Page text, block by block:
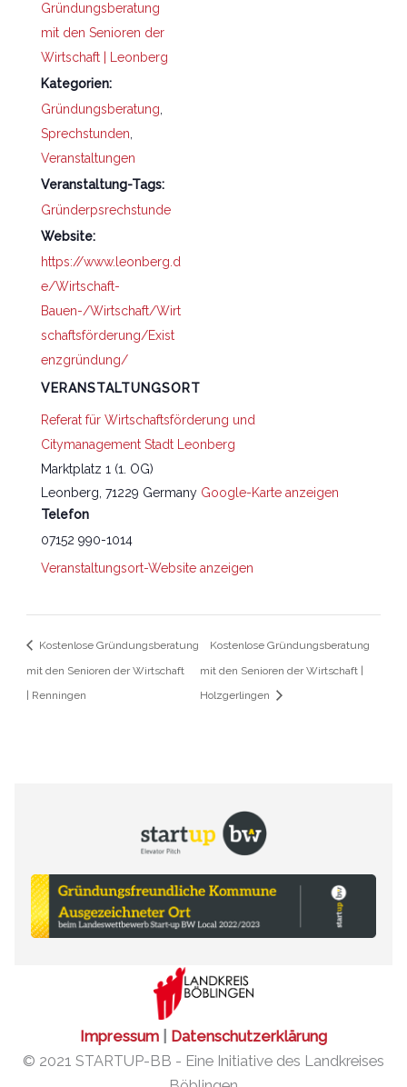
Gründungsberatung
mit den Senioren der
Wirtschaft | Leonberg
Kategorien:
Gründungsberatung,
Sprechstunden,
Veranstaltungen
Veranstaltung-Tags:
Gründerpsrechstunde
Website:
https://www.leonberg.d
e/Wirtschaft-
Bauen-/Wirtschaft/Wirt
schaftsförderung/Exist
enzgründung/
VERANSTALTUNGSORT
Referat für Wirtschaftsförderung und
Citymanagement Stadt Leonberg
Marktplatz 1 (1. OG)
Leonberg, 71229 Germany Google-Karte anzeigen
Telefon
07152 990-1014
Veranstaltungsort-Website anzeigen
Kostenlose Gründungsberatung
mit den Senioren der Wirtschaft
| Renningen
Kostenlose Gründungsberatung
mit den Senioren der Wirtschaft |
Holzgerlingen
Impressum
Datenschutzerklärung
© 2021 STARTUP-BB - Eine Initiative des Landkreises